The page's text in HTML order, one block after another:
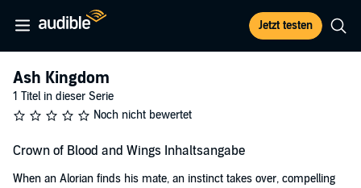
Jetzt testen
Ash Kingdom
1 Titel in dieser Serie
Noch nicht bewertet
Crown of Blood and Wings Inhaltsangabe
When an Alorian finds his mate, an instinct takes over, compelling